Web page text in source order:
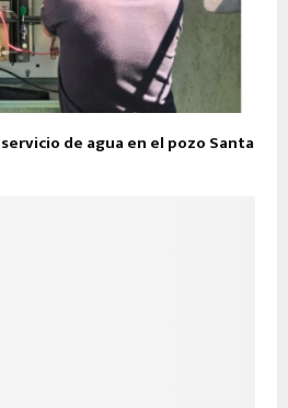
de agua en el pozo Santa